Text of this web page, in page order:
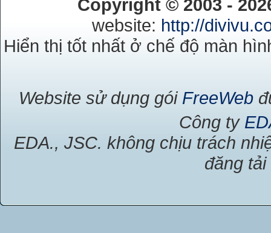
Copyright © 2003 -
website: http://
Hiển thị tốt nhất ở chế độ màn
Website sử dụng gói FreeWeb
Công ty
EDA., JSC. không chịu trách
đăng